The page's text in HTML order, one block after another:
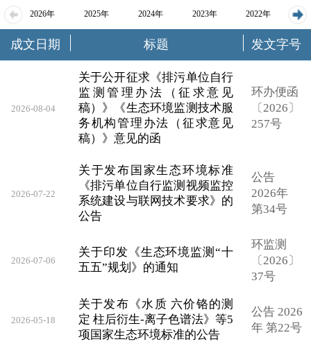
2026年 2025年 2024年 2023年 2022年
2021年 2019年
成文日期 标题 发文字号
2026-08-04
关于公开征求《排污单位自行
监测管理办法（征求意见
稿）》《生态环境监测技术服
务机构管理办法（征求意见
稿）》意见的函
环办便函
〔2026〕
257号
2026-07-22
关于发布国家生态环境标准
《排污单位自行监测视频监控
系统建设与联网技术要求》的
公告
公告
2026年
第34号
2026-07-06
关于印发《生态环境监测“十
五五”规划》的通知
环监测
〔2026〕
37号
2026-05-18
关于发布《水质 六价铬的测
定 柱后衍生-离子色谱法》等5
项国家生态环境标准的公告
公告 2026
年 第22号